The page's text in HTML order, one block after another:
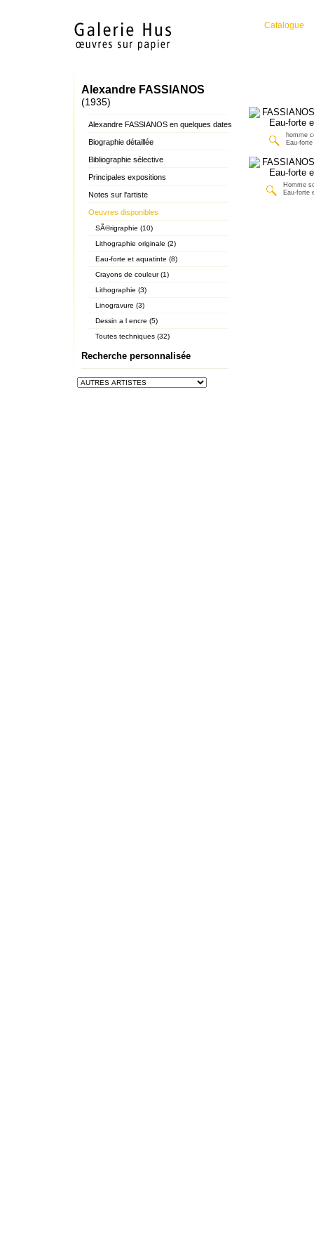
Catalogue
Alexandre FASSIANOS
(1935)
Alexandre FASSIANOS en quelques dates
Biographie détaillée
Bibliographie sélective
Principales expositions
Notes sur l'artiste
Oeuvres disponibles
SÃ©rigraphie (10)
Lithographie originale (2)
Eau-forte et aquatinte (8)
Crayons de couleur (1)
Lithographie (3)
Linogravure (3)
Dessin a l encre (5)
Toutes techniques (32)
Recherche personnalisée
homme
Eau-
Homme
Eau-forte